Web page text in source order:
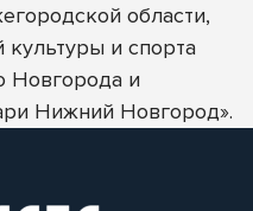
области,
и спорта
Новгорода и
Нижний Новгород».